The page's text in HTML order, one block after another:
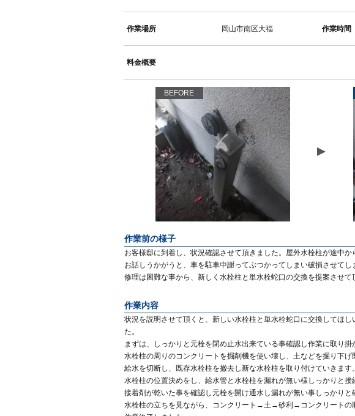
作業場所 岡山市南区大福 作業時間
料金概要
BEFORE
作業前の様子
お客様邸に到着し、状況確認させて頂きました。屋外水栓柱が途中か
お話しうかがうと、車を駐車中謝ってぶつかってしまい破損させてし
修理は困難な事から、新しく水栓柱と単水栓蛇口の交換を提案させて
作業内容
状況を説明させて頂くと、新しい水栓柱と単水栓蛇口に交換してほ
た。
まずは、しっかりと元栓を閉め止水出来ている事確認し作業に取り掛
水栓柱の周りのコンクリートを掘削機を使い壊し、土などを掘り下げ
給水を切断し、既存水栓柱を撤去し新な水栓柱を取り付けていきます。
水栓柱の位置決めをし、給水管と水栓柱を漏れが無い様しっかりと接
接着剤が乾いた事を確認し元栓を開け通水し漏れが無い事しっかりと
水栓柱の立ちを見ながら、コンクリート→土→砂利→コンクリートの